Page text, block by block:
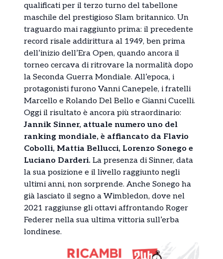
qualificati per il terzo turno del tabellone
maschile del prestigioso Slam britannico. Un
traguardo mai raggiunto prima: il precedente
record risale addirittura al 1949, ben prima
dell’inizio dell’Era Open, quando ancora il
torneo cercava di ritrovare la normalità dopo
la Seconda Guerra Mondiale. All’epoca, i
protagonisti furono Vanni Canepele, i fratelli
Marcello e Rolando Del Bello e Gianni Cucelli.
Oggi il risultato è ancora più straordinario:
Jannik Sinner, attuale numero uno del
ranking mondiale, è affiancato da Flavio
Cobolli, Mattia Bellucci, Lorenzo Sonego e
Luciano Darderi. La presenza di Sinner, data
la sua posizione e il livello raggiunto negli
ultimi anni, non sorprende. Anche Sonego ha
già lasciato il segno a Wimbledon, dove nel
2021 raggiunse gli ottavi affrontando Roger
Federer nella sua ultima vittoria sull’erba
londinese.